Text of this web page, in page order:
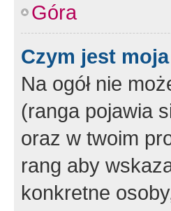
Góra
Czym jest
Na ogół nie
(ranga pojawia
oraz w twoim
rang aby
konkretne